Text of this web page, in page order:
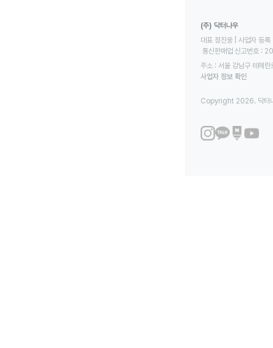
(주) 닥터나우
대표 정진웅 | 사업자
통신판매업 신고번호
주소 : 서울 강남구 테헤
사업자 정보 확인
Copyright 2026. 닥터